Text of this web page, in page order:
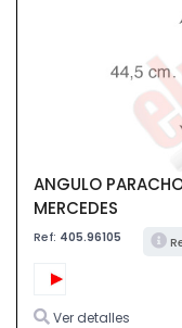
ANGULO
MERCEDES
Ref: 405.96105
Ver detalles